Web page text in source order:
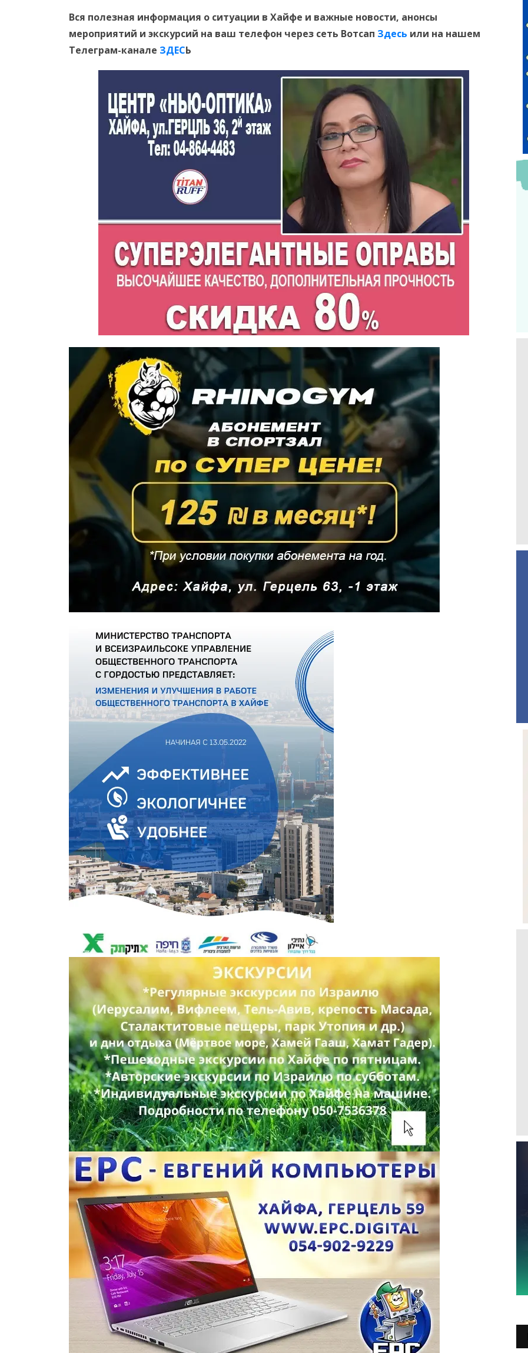
Вся полезная информация о ситуации в Хайфе и важные новости, анонсы
мероприятий и экскурсий на ваш телефон через сеть Вотсап Здесь или на нашем
Телеграм-канале ЗДЕСЬ